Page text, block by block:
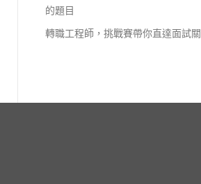
的題目
轉職工程師，挑戰賽帶你直達面試關